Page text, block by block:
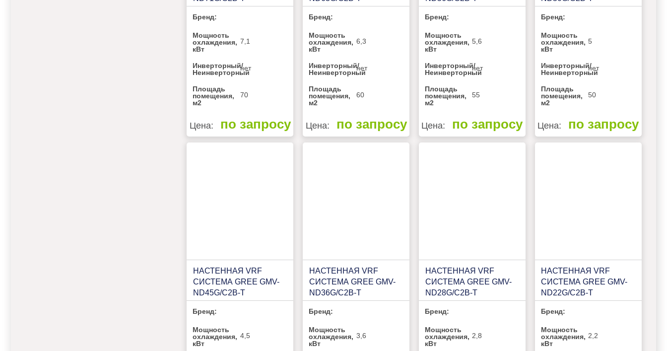
Бренд:
Мощность
охлаждения,
кВт
7,1
Инверторный/
Неинверторный
нет
Площадь
помещения,
м2
70
Цена: по запросу
Бренд:
Мощность
охлаждения,
кВт
6,3
Инверторный/
Неинверторный
нет
Площадь
помещения,
м2
60
Цена: по запросу
Бренд:
Мощность
охлаждения,
кВт
5,6
Инверторный/
Неинверторный
нет
Площадь
помещения,
м2
55
Цена: по запросу
Бренд:
Мощность
охлаждения,
кВт
5
Инверторный/
Неинверторный
нет
Площадь
помещения,
м2
50
Цена: по запросу
НАСТЕННАЯ VRF
СИСТЕМА GREE GMV-
ND45G/C2B-T
Бренд:
Мощность
охлаждения,
кВт
4,5
НАСТЕННАЯ VRF
СИСТЕМА GREE GMV-
ND36G/C2B-T
Бренд:
Мощность
охлаждения,
кВт
3,6
НАСТЕННАЯ VRF
СИСТЕМА GREE GMV-
ND28G/C2B-T
Бренд:
Мощность
охлаждения,
кВт
2,8
НАСТЕННАЯ VRF
СИСТЕМА GREE GMV-
ND22G/C2B-T
Бренд:
Мощность
охлаждения,
кВт
2,2